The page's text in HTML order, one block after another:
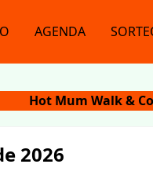
AGENDA
Hot Mum Walk &
2026